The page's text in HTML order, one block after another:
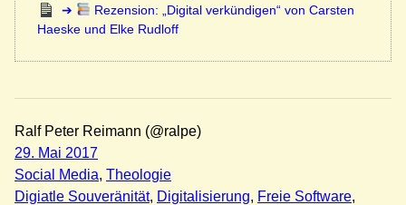
Rezension: „Digital verkündigen“ von Carsten
Haeske und Elke Rudloff
Ralf Peter Reimann (@ralpe)
29. Mai 2017
Social Media, Theologie
Digiatle Souveränität, Digitalisierung, Freie Software